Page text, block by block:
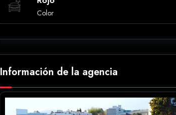
Color
Información de la agencia